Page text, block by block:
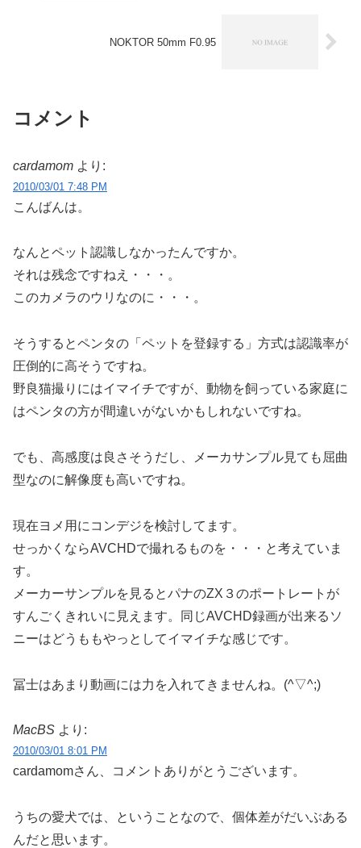
NOKTOR 50mm F0.95
コメント
cardamom より:
2010/03/01 7:48 PM
こんばんは。
なんとペット認識しなかったんですか。
それは残念ですねえ・・・。
このカメラのウリなのに・・・。
そうするとペンタの「ペットを登録する」方式は認識率が
圧倒的に高そうですね。
野良猫撮りにはイマイチですが、動物を飼っている家庭に
はペンタの方が間違いがないかもしれないですね。
でも、高感度は良さそうだし、メーカサンプル見ても屈曲
型なのに解像度も高いですね。
現在ヨメ用にコンデジを検討してます。
せっかくならAVCHDで撮れるものを・・・と考えていま
す。
メーカーサンプルを見るとパナのZX３のポートレートが
すんごくきれいに見えます。同じAVCHD録画が出来るソ
ニーはどうももやっとしてイマイチな感じです。
冨士はあまり動画には力を入れてきませんね。(^▽^;)
MacBS より:
2010/03/01 8:01 PM
cardamomさん、コメントありがとうございます。
うちの愛犬では、ということなので、個体差がだいぶある
んだと思います。